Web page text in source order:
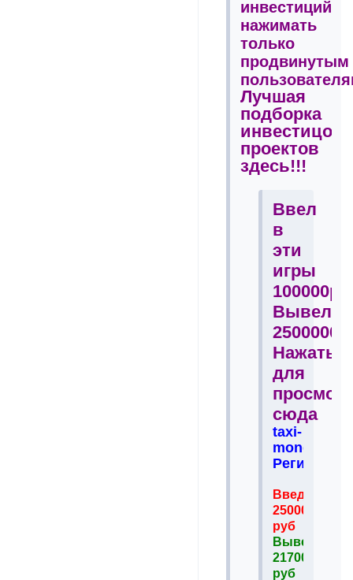
инвестиций
нажимать
только
продвинутым
Лучшая
подборка
проектов
здесь!!!
Ввел
в
эти
игры
100000р
Вывел
2500000р
Нажать
для
сюда
taxi-
money.net
Введено
25000
руб
Вывел
217000
руб